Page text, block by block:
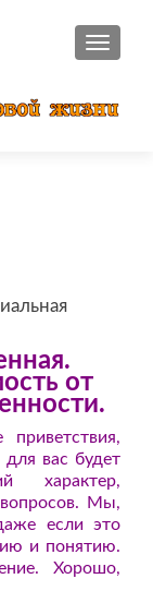
от
вас будет
характер,
Мы,
если это
и понятию.
Хорошо,